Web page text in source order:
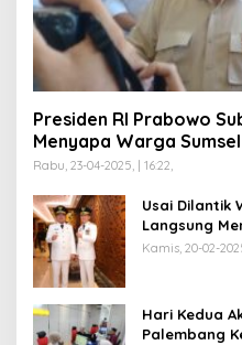
Presiden RI Prabowo
Menyapa Warga Sumsel
Rabu, 23-04-2025, | 16:22,
Usai Dilantik
Langsung
Kamis, 20-02-
Hari Kedua
Palembang